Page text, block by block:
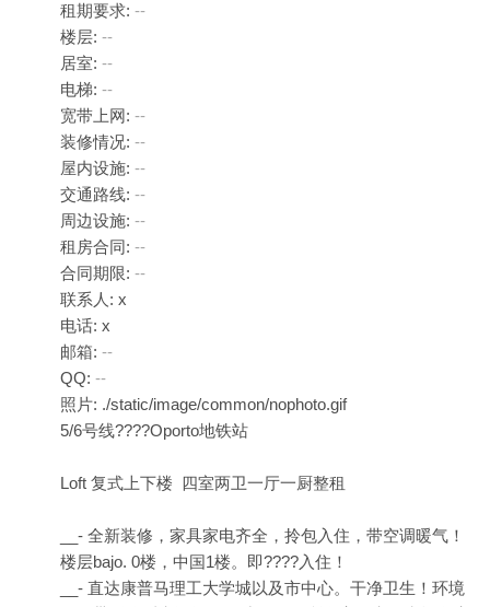
租期要求: --
楼层: --
居室: --
电梯: --
宽带上网: --
装修情况: --
屋内设施: --
交通路线: --
周边设施: --
租房合同: --
合同期限: --
联系人: x
电话: x
邮箱: --
QQ: --
照片: ./static/image/common/nophoto.gif
5/6号线????Oporto地铁站
Loft 复式上下楼 四室两卫一厅一厨整租
__- 全新装修，家具家电齐全，拎包入住，带空调暖气！
楼层bajo. 0楼，中国1楼。即????入住！
__- 直达康普马理工大学城以及市中心。干净卫生！环境